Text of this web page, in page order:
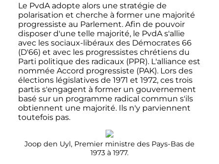
Le PvdA adopte alors une stratégie de
polarisation et cherche à former une majorité
progressiste au Parlement. Afin de pouvoir
disposer d'une telle majorité, le PvdA s'allie
avec les sociaux-libéraux des Démocrates 66
(D'66) et avec les progressistes chrétiens du
Parti politique des radicaux (PPR). L'alliance est
nommée Accord progressiste (PAK). Lors des
élections législatives de 1971 et 1972, ces trois
partis s'engagent à former un gouvernement
basé sur un programme radical commun s'ils
obtiennent une majorité. Ils n'y parviennent
toutefois pas.
Joop den Uyl, Premier ministre des Pays-Bas de
1973 à 1977.